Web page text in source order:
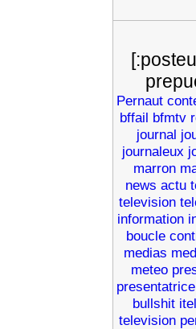
Pernaut
bffail bfmtv
journal
journaleux
marron
news actu
television
information
boucle
medias
meteo
presentatrice
bullshit
television